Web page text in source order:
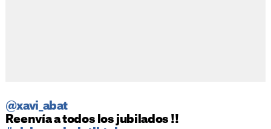
@xavi_abat
Reenvía a todos los jubilados !!